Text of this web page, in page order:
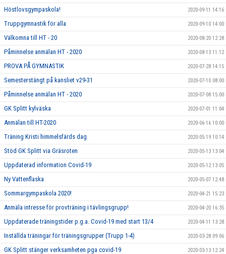
Höstlovsgympaskola! 2020-09-11 14:16
Truppgymnastik för alla 2020-09-10 14:00
Välkomna till HT - 20 2020-08-20 12:28
Påminnelse anmälan HT - 2020 2020-08-13 11:12
PROVA PÅ GYMNASTIK 2020-07-28 14:15
Semesterstängt på kansliet v29-31 2020-07-10 08:00
Påminnelse anmälan HT - 2020 2020-07-08 15:00
GK Splitt kylväska 2020-07-01 11:04
Anmälan till HT-2020 2020-06-16 10:00
Träning Kristi himmelsfärds dag 2020-05-19 10:14
Stöd GK Splitt via Gräsroten 2020-05-13 13:04
Uppdaterad information Covid-19 2020-05-12 13:05
Ny Vattenflaska 2020-05-07 12:48
Sommargympaskola 2020! 2020-04-21 15:23
Anmäla intresse för provträning i tävlingsgrupp! 2020-04-20 16:35
Uppdaterade träningstider p.g.a. Covid-19 med start 13/4 2020-04-11 13:28
Inställda träningar för träningsgrupper (Trupp 1-4) 2020-03-28 09:06
GK Splitt stänger verksamheten pga covid-19 2020-03-13 12:24